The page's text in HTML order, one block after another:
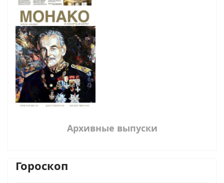
Архивные выпуски
Гороскоп